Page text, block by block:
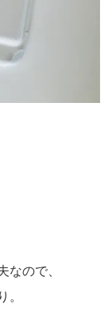
なので、
。